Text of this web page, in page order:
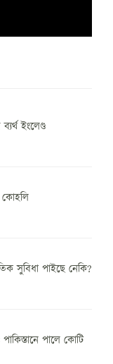
ইংলেণ্ড
সুবিধা পাইছে নেকি?
পালে কোটি